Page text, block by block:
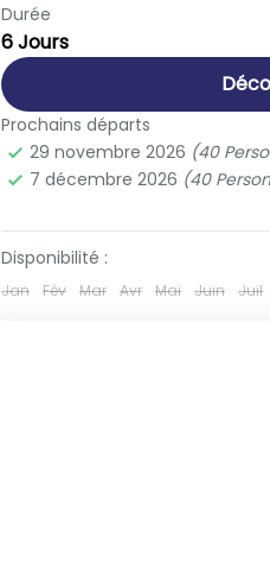
Europe
1-40 People
Durée
6 Jours
Prochains départs
29 novembre 2026 (40
7 décembre 2026 (40
Disponibilité :
Jan Fév Mar Avr Mai Juin Juil